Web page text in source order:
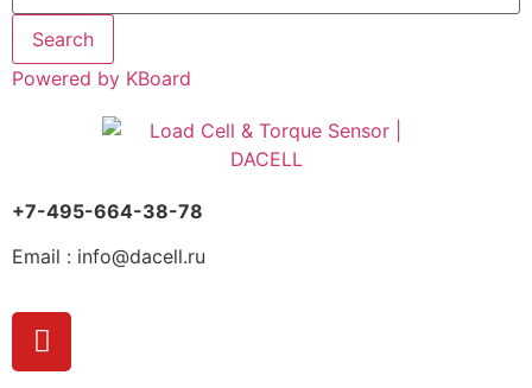
Search
Powered by KBoard
+7-495-664-38-78
Email : info@dacell.ru